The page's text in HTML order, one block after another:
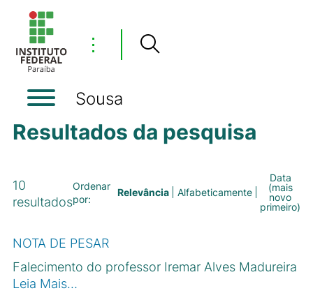
⋮
Sousa
Resultados da pesquisa
10
resultados
Ordenar
por:
Relevância Alfabeticamente
Data
(mais
novo
primeiro)
NOTA DE PESAR
Falecimento do professor Iremar Alves Madureira
Leia Mais…